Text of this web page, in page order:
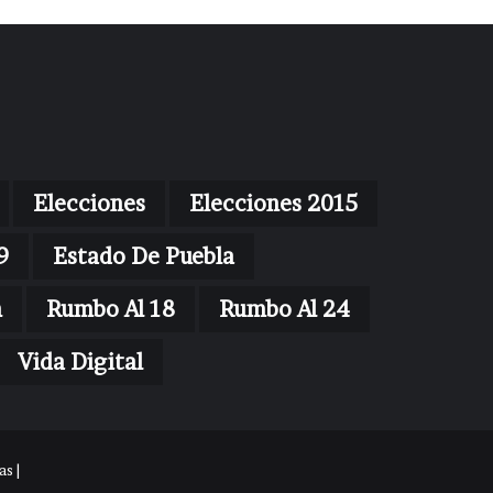
Elecciones
Elecciones 2015
Estado De Puebla
Rumbo Al 18
Rumbo Al 24
Vida Digital
|